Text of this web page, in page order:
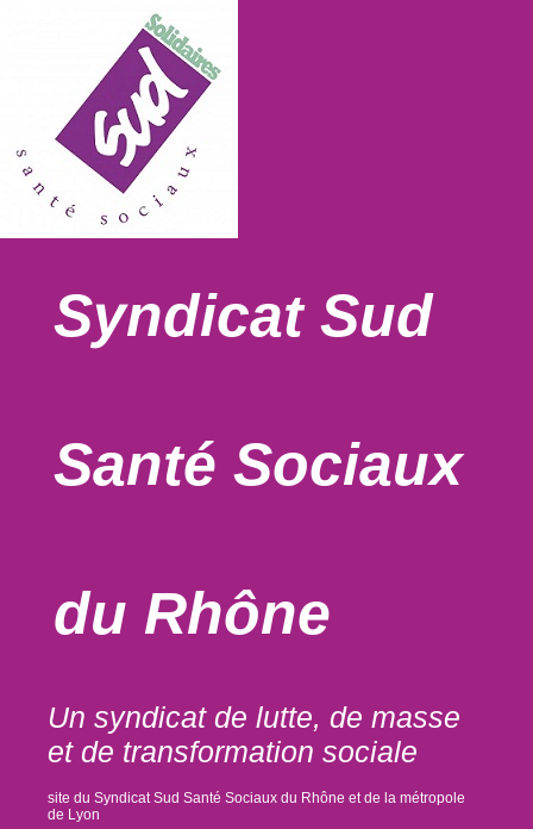
Syndicat Sud
Santé Sociaux
du Rhône
Un syndicat de lutte, de masse
et de transformation sociale
site du Syndicat Sud Santé Sociaux du Rhône et de la métropole
de Lyon